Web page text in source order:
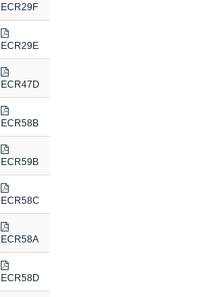
ECR29F
ECR29E
ECR47D
ECR58B
ECR59B
ECR58C
ECR58A
ECR58D